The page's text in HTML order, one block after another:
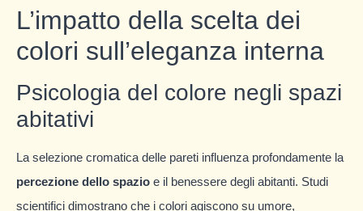
L’impatto della scelta dei
colori sull’eleganza interna
Psicologia del colore negli spazi
abitativi
La selezione cromatica delle pareti influenza profondamente la
percezione dello spazio e il benessere degli abitanti. Studi
scientifici dimostrano che i colori agiscono su umore,